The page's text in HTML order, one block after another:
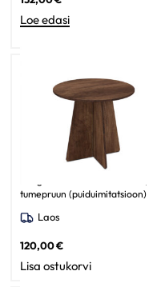
Loe edasi
tumepruun (puiduimitatsioon)
Laos
120,00€
Lisa ostukorvi